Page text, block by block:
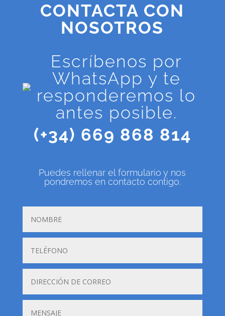
CONTACTA CON
NOSOTROS
Escríbenos por
WhatsApp y te
responderemos lo
antes posible.
(+34) 669 868 814
Puedes rellenar el formulario y nos
pondremos en contacto contigo.